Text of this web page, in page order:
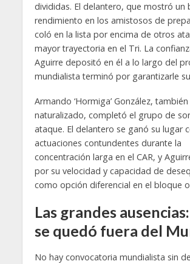
divididas. El delantero, que mostró un
rendimiento en los amistosos de
coló en la lista por encima de otros
mayor trayectoria en el Tri. La
Aguirre depositó en él a lo largo del
mundialista terminó por garantizarle
Armando ‘Hormiga’ González, también
naturalizado, completó el grupo de
ataque. El delantero se ganó su lugar
actuaciones contundentes durante la
concentración larga en el CAR, y
por su velocidad y capacidad de
como opción diferencial en el bloque
Las grandes
se quedó fuera del
No hay convocatoria mundialista sin